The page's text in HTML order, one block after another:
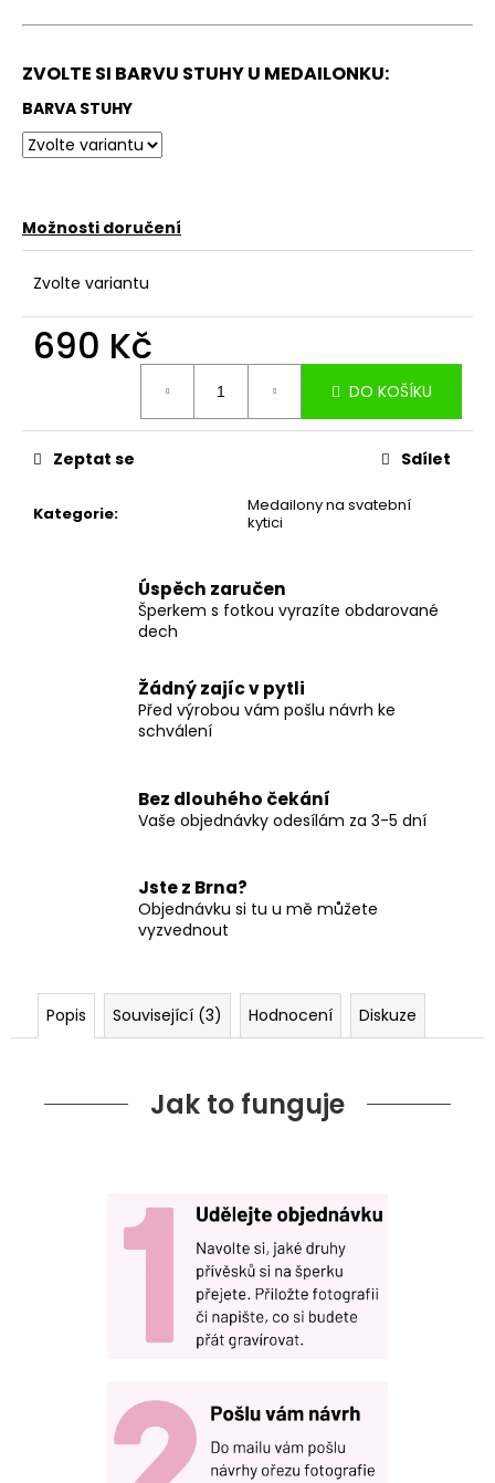
ZVOLTE SI BARVU STUHY U MEDAILONKU:
BARVA STUHY
Možnosti doručení
Zvolte variantu
690 Kč
DO KOŠÍKU
Kategorie:
Medailony na svatební
kytici
Zeptat se Sdílet
Úspěch zaručen
Šperkem s fotkou vyrazíte obdarované
dech
Žádný zajíc v pytli
Před výrobou vám pošlu návrh ke
schválení
Bez dlouhého čekání
Vaše objednávky odesílám za 3-5 dní
Jste z Brna?
Objednávku si tu u mě můžete
vyzvednout
Popis Související (3) Hodnocení Diskuze
Jak to funguje